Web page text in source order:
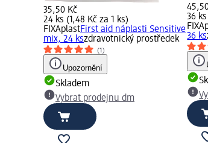
35,50 Kč
24 ks (1,48 Kč za 1 ks)
FIXAplastFirst aid náplasti Sensitive
mix, 24 kszdravotnický prostředek
(1)
Upozornění
Skladem
Vybrat prodejnu dm
36
36 ks